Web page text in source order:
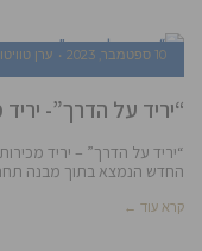
10 ספטמבר, 2023 ערן טוויטו
“יריד על הדרך”-
“יריד על הדרך” – יריד
החדש הנמצא בתוך מבנה
קרא עוד ←